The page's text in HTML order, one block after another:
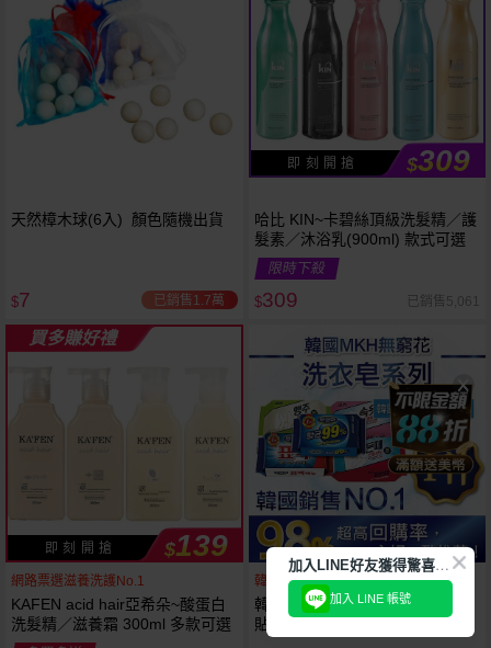
天然樟木球(6入) 顏色隨機出貨
$7 已銷售1.7萬
即 刻 開 搶 $309
哈比 KIN~卡碧絲頂級洗髮精／護
髮素／沐浴乳(900ml) 款式可選
限時下殺
$309 已銷售5,061
買多賺好禮
即 刻 開 搶 $139
網路票選滋養洗護No.1
KAFEN acid hair亞希朵~酸蛋白
洗髮精／滋養霜 300ml 多款可選
韓國銷售第一天然品牌
韓國 無瓊花~抗菌洗衣皂／女性
貼身衣物去污皂／衣襪去污皂／
加
入LINE好友獲得驚喜折扣!
加入 LINE 帳號